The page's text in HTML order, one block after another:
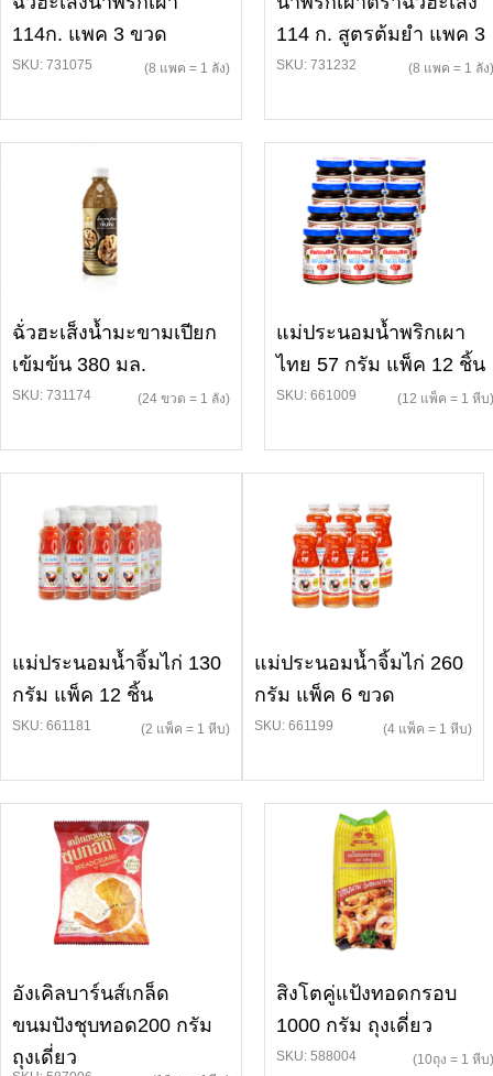
114ก. แพค 3 ขวด
SKU: 731075 (8 แพค = 1 ลัง)
114 ก. สูตรต้มยำ แพค 3
SKU: 731232 (8 แพค = 1 ลัง)
ฉั่วฮะเส็งน้ำมะขามเปียก
เข้มข้น 380 มล.
SKU: 731174 (24 ขวด = 1 ลัง)
แม่ประนอมน้ำพริกเผา
ไทย 57 กรัม แพ็ค 12 ชิ้น
SKU: 661009 (12 แพ็ค = 1 หีบ)
แม่ประนอมน้ำจิ้มไก่ 130
กรัม แพ็ค 12 ชิ้น
SKU: 661181 (2 แพ็ค = 1 หีบ)
แม่ประนอมน้ำจิ้มไก่ 260
กรัม แพ็ค 6 ขวด
SKU: 661199 (4 แพ็ค = 1 หีบ)
อังเคิลบาร์นส์เกล็ด
ขนมปังชุบทอด200 กรัม
ถุงเดี่ยว
สิงโตคู่แป้งทอดกรอบ
1000 กรัม ถุงเดี่ยว
SKU: 588004 (10ถุง = 1 หีบ)